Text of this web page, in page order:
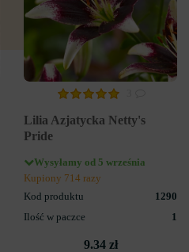
Lilia Azjatycka Netty's
Pride
Wysyłamy od 5 września
Kupiony 714 razy
Kod produktu
1290
Ilość w paczce
1
9.34 zł